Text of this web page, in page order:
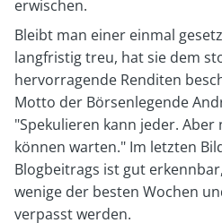
erwischen.
Bleibt man einer einmal
langfristig treu, hat sie dem
hervorragende Renditen
Motto der Börsenlegende
"Spekulieren kann jeder.
können warten." Im letzten
Blogbeitrags ist gut
wenige der besten Wochen
verpasst werden.